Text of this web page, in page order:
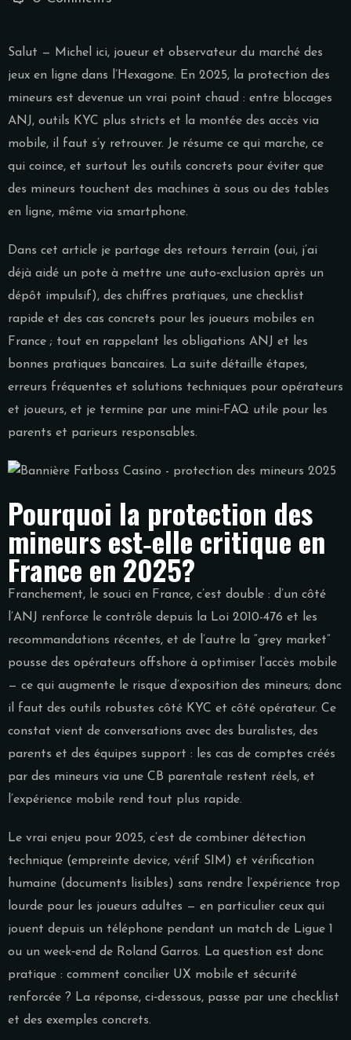
Salut — Michel ici, joueur et observateur du marché des
jeux en ligne dans l’Hexagone. En 2025, la protection des
mineurs est devenue un vrai point chaud : entre blocages
ANJ, outils KYC plus stricts et la montée des accès via
mobile, il faut s’y retrouver. Je résume ce qui marche, ce
qui coince, et surtout les outils concrets pour éviter que
des mineurs touchent des machines à sous ou des tables
en ligne, même via smartphone.
Dans cet article je partage des retours terrain (oui, j’ai
déjà aidé un pote à mettre une auto‑exclusion après un
dépôt impulsif), des chiffres pratiques, une checklist
rapide et des cas concrets pour les joueurs mobiles en
France ; tout en rappelant les obligations ANJ et les
bonnes pratiques bancaires. La suite détaille étapes,
erreurs fréquentes et solutions techniques pour opérateurs
et joueurs, et je termine par une mini‑FAQ utile pour les
parents et parieurs responsables.
Pourquoi la protection des
mineurs est‑elle critique en
France en 2025?
Franchement, le souci en France, c’est double : d’un côté
l’ANJ renforce le contrôle depuis la Loi 2010-476 et les
recommandations récentes, et de l’autre la “grey market”
pousse des opérateurs offshore à optimiser l’accès mobile
— ce qui augmente le risque d’exposition des mineurs; donc
il faut des outils robustes côté KYC et côté opérateur. Ce
constat vient de conversations avec des buralistes, des
parents et des équipes support : les cas de comptes créés
par des mineurs via une CB parentale restent réels, et
l’expérience mobile rend tout plus rapide.
Le vrai enjeu pour 2025, c’est de combiner détection
technique (empreinte device, vérif SIM) et vérification
humaine (documents lisibles) sans rendre l’expérience trop
lourde pour les joueurs adultes — en particulier ceux qui
jouent depuis un téléphone pendant un match de Ligue 1
ou un week‑end de Roland Garros. La question est donc
pratique : comment concilier UX mobile et sécurité
renforcée ? La réponse, ci‑dessous, passe par une checklist
et des exemples concrets.